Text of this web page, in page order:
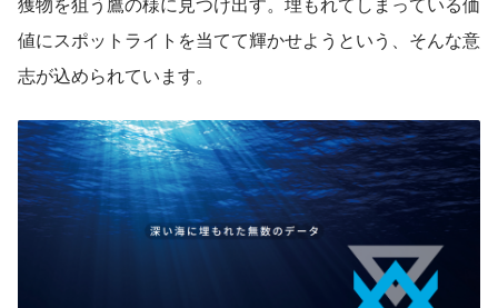
値にスポットライトを当てて輝かせようという、そんな意
志が込められています。